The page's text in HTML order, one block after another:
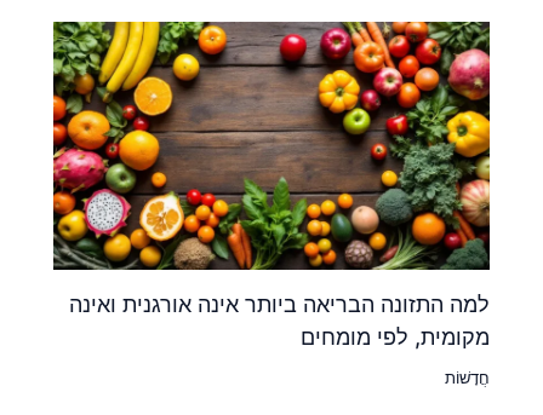
למה התזונה הבריאה ביותר אינה אורגנית ואינה
מקומית, לפי מומחים
חֲדָשׁוֹת